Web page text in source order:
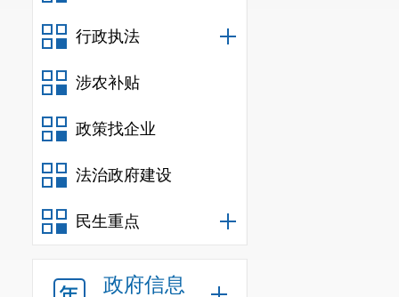
行政执法
涉农补贴
政策找企业
法治政府建设
民生重点
政府信息